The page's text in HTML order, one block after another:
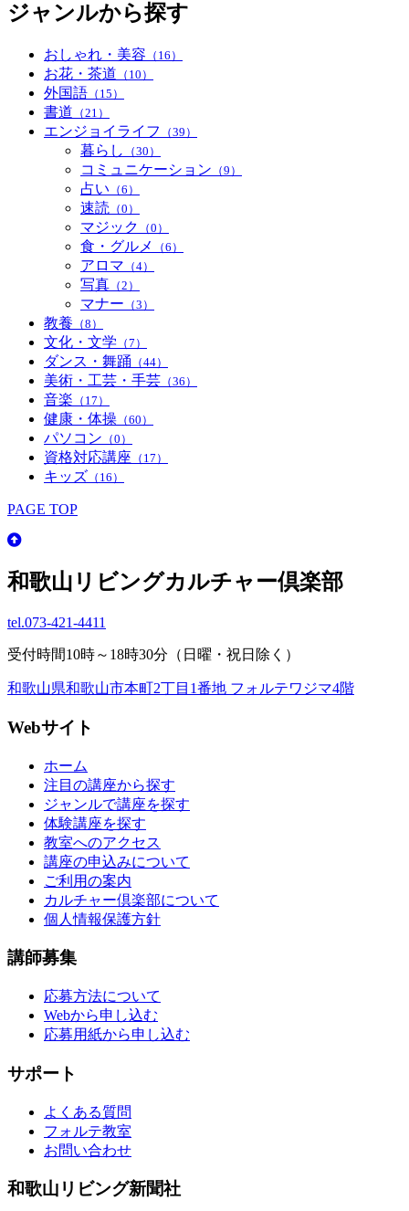
ジャンルから探す
おしゃれ・美容 （16）
お花・茶道 （10）
外国語 （15）
書道 （21）
エンジョイライフ （39）
暮らし （30）
コミュニケーション （9）
占い （6）
速読 （0）
マジック （0）
食・グルメ （6）
アロマ （4）
写真 （2）
マナー （3）
教養 （8）
文化・文学 （7）
ダンス・舞踊 （44）
美術・工芸・手芸 （36）
音楽 （17）
健康・体操 （60）
パソコン （0）
資格対応講座 （17）
キッズ （16）
PAGE TOP
和歌山リビングカルチャー倶楽部
tel.073-421-4411
受付時間10時～18時30分（日曜・祝日除く）
和歌山県和歌山市本町2丁目1番地 フォルテワジマ4階
Webサイト
ホーム
注目の講座から探す
ジャンルで講座を探す
体験講座を探す
教室へのアクセス
講座の申込みについて
ご利用の案内
カルチャー倶楽部について
個人情報保護方針
講師募集
応募方法について
Webから申し込む
応募用紙から申し込む
サポート
よくある質問
フォルテ教室
お問い合わせ
和歌山リビング新聞社